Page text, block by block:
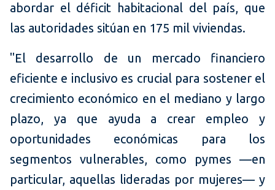
abordar el déficit habitacional del país, que
las autoridades sitúan en 175 mil viviendas.
"El desarrollo de un mercado financiero
eficiente e inclusivo es crucial para sostener el
crecimiento económico en el mediano y largo
plazo, ya que ayuda a crear empleo y
oportunidades económicas para los
segmentos vulnerables, como pymes —en
particular, aquellas lideradas por mujeres— y